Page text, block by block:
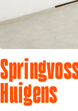
Huigens